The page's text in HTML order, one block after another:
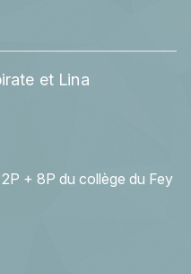
et Lina
+ 8P du collège du Fey